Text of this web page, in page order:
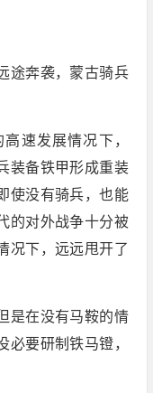
途奔袭，蒙古骑兵
速发展情况下，
装备铁甲形成重装
使没有骑兵，也能
的对外战争十分被
况下，远远甩开了
是在没有马鞍的情
必要研制铁马镫，